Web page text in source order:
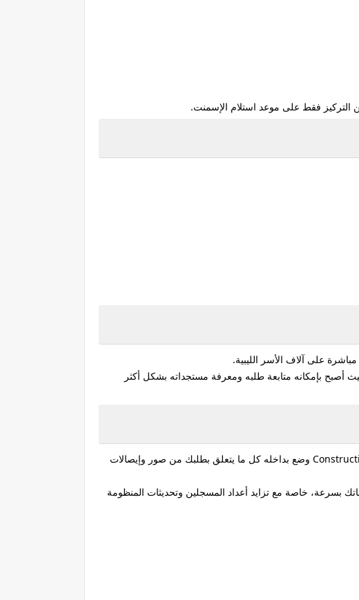
التركيز فقط على موعد استلام الإسمنت.
على آلاف الأسر الليبية.
أصبح بإمكانه متابعة طلبه ومعرفة مستجداته بشكل أكثر
وضع بداخله كل ما يتعلق بطلبك من صور وإيصالات
بسرعة، خاصة مع تزايد أعداد المسجلين وتحديثات المنظومة